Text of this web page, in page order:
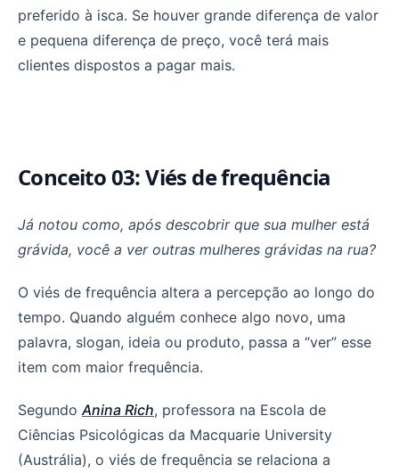
preferido à isca. Se houver grande diferença de valor
e pequena diferença de preço, você terá mais
clientes dispostos a pagar mais.
Conceito 03: Viés de frequência
Já notou como, após descobrir que sua mulher está
grávida, você a ver outras mulheres grávidas na rua?
O viés de frequência altera a percepção ao longo do
tempo. Quando alguém conhece algo novo, uma
palavra, slogan, ideia ou produto, passa a “ver” esse
item com maior frequência.
Segundo Anina Rich, professora na Escola de
Ciências Psicológicas da Macquarie University
(Austrália), o viés de frequência se relaciona a